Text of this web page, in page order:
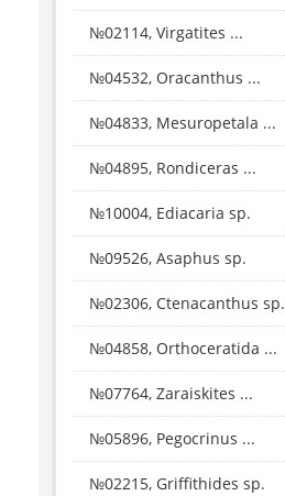
№02114, Virgatites ...
№04532, Oracanthus ...
№04833, Mesuropetala ...
№04895, Rondiceras ...
№10004, Ediacaria sp.
№09526, Asaphus sp.
№02306, Ctenacanthus sp.
№04858, Orthoceratida ...
№07764, Zaraiskites ...
№05896, Pegocrinus ...
№02215, Griffithides sp.